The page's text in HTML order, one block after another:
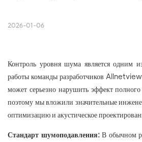
2026-01-06
Контроль уровня шума является одним
работы команды разработчиков
может серьезно нарушить эффект
поэтому мы вложили значительные
оптимизацию и акустическое
Стандарт шумоподавления:В обычном